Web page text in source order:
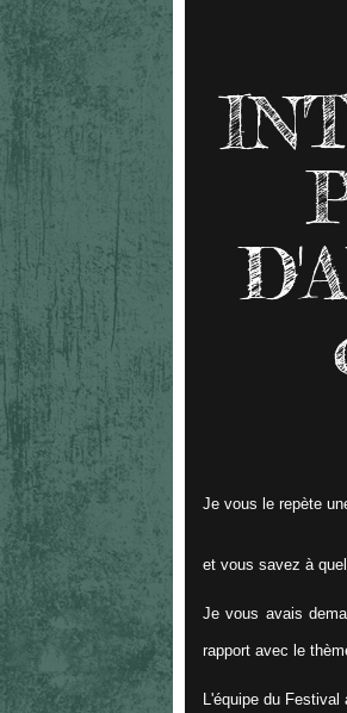
Je vous le repète
et vous savez à
Je vous avais
rapport avec le
L'équipe du